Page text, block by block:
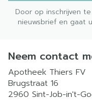
Door op inschrijven
nieuwsbrief en gaat
Neem contact
Apotheek Thiers FV
Brugstraat 16
2960 Sint-Job-in't-